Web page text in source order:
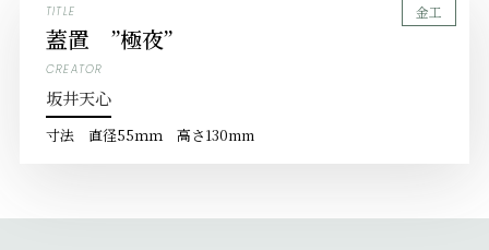
TITLE
蓋置 ”極夜”
CREATOR
坂井天心
寸法 直径55ｍｍ 高さ130mm
金工